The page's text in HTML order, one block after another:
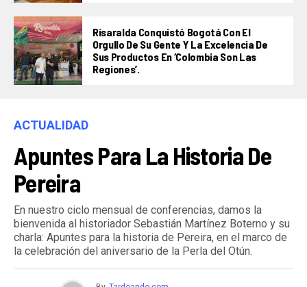
Risaralda Conquistó Bogotá Con El
Orgullo De Su Gente Y La Excelencia De
Sus Productos En ‘Colombia Son Las
Regiones’.
ACTUALIDAD
Apuntes Para La Historia De
Pereira
En nuestro ciclo mensual de conferencias, damos la
bienvenida al historiador Sebastián Martínez Boterno y su
charla: Apuntes para la historia de Pereira, en el marco de
la celebración del aniversario de la Perla del Otún.